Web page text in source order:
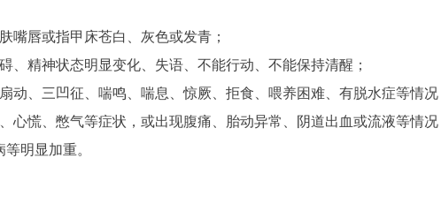
唇或指甲床苍白、灰色或发青；
精神状态明显变化、失语、不能行动、不能保持清醒；
、三凹征、喘鸣、喘息、惊厥、拒食、喂养困难、有脱水症等情况
慌、憋气等症状，或出现腹痛、胎动异常、阴道出血或流液等情况
明显加重。